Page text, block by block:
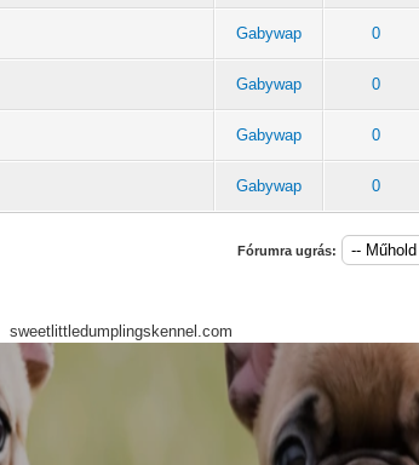
Gabywap 0
Gabywap 0
Gabywap 0
Gabywap 0
Fórumra ugrás:
sweetlittledumplingskennel.com